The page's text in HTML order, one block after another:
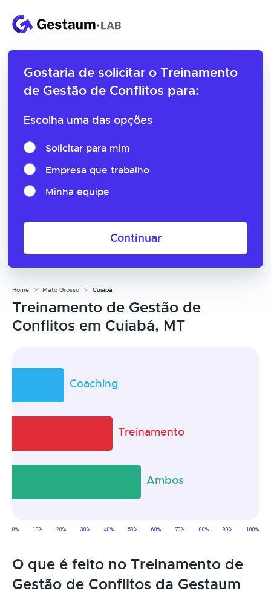
Gostaria de solicitar o Treinamento
de Gestão de Conflitos para:
Escolha uma das opções
Solicitar para mim
Empresa que trabalho
Minha equipe
Continuar
Home Mato Grosso Cuiabá
Treinamento de Gestão de
Conflitos em Cuiabá, MT
O que é feito no Treinamento de
Gestão de Conflitos da Gestaum